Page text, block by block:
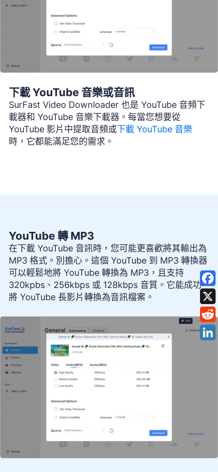
下載 YouTube 音樂或音訊
SurFast Video Downloader 也是 YouTube 音頻下
載器和 YouTube 音樂下載器。每當您想要從
YouTube 影片中提取音頻或下載 YouTube 音樂
時，它都能滿足您的需求。
YouTube 轉 MP3
在下載 YouTube 音訊時，您可能更喜歡將其輸出為
MP3 格式。別擔心。這個 YouTube 到 MP3 轉換器
可以輕鬆地將 YouTube 轉換為 MP3，且支持
320kpbs、256kbps 或 128kbps 音質。它能成功
將 YouTube 長影片轉換為音訊檔案。